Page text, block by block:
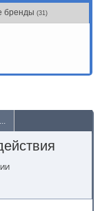
бренды(31)
ИИ